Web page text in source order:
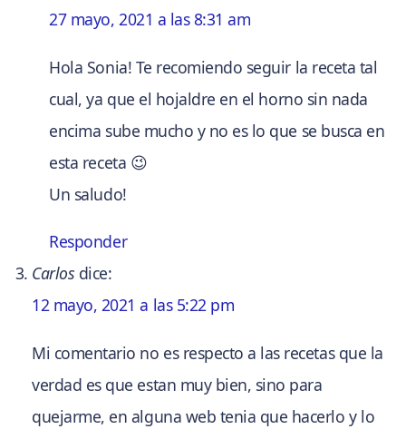
27 mayo, 2021 a las 8:31 am
Hola Sonia! Te recomiendo seguir la receta tal
cual, ya que el hojaldre en el horno sin nada
encima sube mucho y no es lo que se busca en
esta receta 😉
Un saludo!
Responder
Carlos dice:
12 mayo, 2021 a las 5:22 pm
Mi comentario no es respecto a las recetas que la
verdad es que estan muy bien, sino para
quejarme, en alguna web tenia que hacerlo y lo